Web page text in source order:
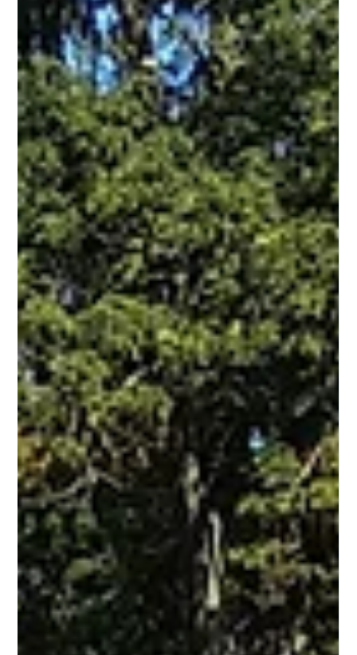
Erlebnislandschaft
Erdekaut
Entschleunigung pur auf dem ehemaligen
Industriegelände: Entdeckt die Naturlandschaft mit
Schafen, Ziegen, Libellen und Weihern und Bergbau.